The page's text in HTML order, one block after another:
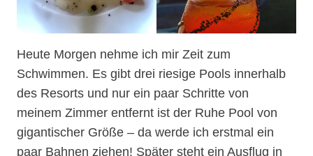
Heute Morgen nehme ich mir Zeit zum
Schwimmen. Es gibt drei riesige Pools innerhalb
des Resorts und nur ein paar Schritte von
meinem Zimmer entfernt ist der Ruhe Pool von
gigantischer Größe – da werde ich erstmal ein
paar Bahnen ziehen! Später steht ein Ausflug in